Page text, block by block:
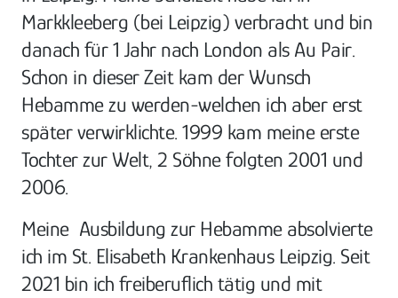
Markkleeberg (bei Leipzig) verbracht und bin
danach für 1 Jahr nach London als Au Pair.
Schon in dieser Zeit kam der Wunsch
Hebamme zu werden-welchen ich aber erst
später verwirklichte. 1999 kam meine erste
Tochter zur Welt, 2 Söhne folgten 2001 und
2006.
Meine  Ausbildung zur Hebamme absolvierte
ich im St. Elisabeth Krankenhaus Leipzig. Seit
2021 bin ich freiberuflich tätig und mit